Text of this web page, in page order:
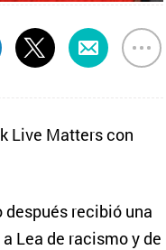
Live Matters con
recibió una
Lea de racismo y de